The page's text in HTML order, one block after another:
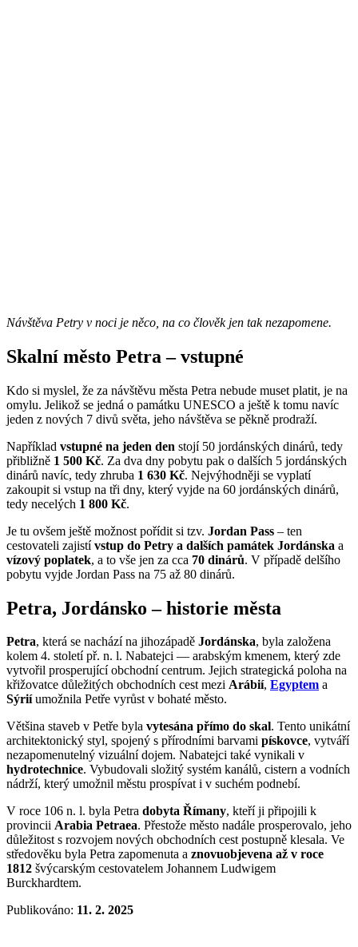
Návštěva Petry v noci je něco, na co člověk jen tak nezapomene.
Skalní město Petra – vstupné
Kdo si myslel, že za návštěvu města Petra nebude muset platit, je na
omylu. Jelikož se jedná o památku UNESCO a ještě k tomu navíc
jeden z nových 7 divů světa, jeho návštěva se pěkně prodraží.
Například vstupné na jeden den stojí 50 jordánských dinárů, tedy
přibližně 1 500 Kč. Za dva dny pobytu pak o dalších 5 jordánských
dinárů navíc, tedy zhruba 1 630 Kč. Nejvýhodněji se vyplatí
zakoupit si vstup na tři dny, který vyjde na 60 jordánských dinárů,
tedy necelých 1 800 Kč.
Je tu ovšem ještě možnost pořídit si tzv. Jordan Pass – ten
cestovateli zajistívstup do Petry a dalších památek Jordánska a
vízový poplatek, a to vše jen za cca 70 dinárů. V případě delšího
pobytu vyjde Jordan Pass na 75 až 80 dinárů.
Petra, Jordánsko – historie města
Petra, která se nachází na jihozápadě Jordánska, byla založena
kolem 4. století př. n. l. Nabatejci — arabským kmenem, který zde
vytvořil prosperující obchodní centrum. Jejich strategická poloha na
křižovatce důležitých obchodních cest mezi Arábií, Egyptem a
Sýriíumožnila Petře vyrůst v bohaté město.
Většina staveb v Petře byla vytesána přímo do skal. Tento unikátní
architektonický styl, spojený s přírodními barvami pískovce, vytváří
nezapomenutelný vizuální dojem. Nabatejci také vynikali v
hydrotechnice. Vybudovali složitý systém kanálů, cistern a vodních
nádrží, který umožnil městu prospívat i v suchém podnebí.
V roce 106 n. l. byla Petra dobyta Římany, kteří ji připojili k
provincii Arabia Petraea. Přestože město nadále prosperovalo, jeho
důležitost s rozvojem nových obchodních cest postupně klesala. Ve
středověku byla Petra zapomenuta a znovuobjevena až v roce
1812 švýcarským cestovatelem Johannem Ludwigem
Burckhardtem.
Publikováno: 11. 2. 2025